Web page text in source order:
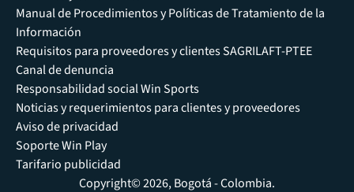
Manual de Procedimientos y Políticas de Tratamiento de la
Información
Requisitos para proveedores y clientes SAGRILAFT-PTEE
Canal de denuncia
Responsabilidad social Win Sports
Noticias y requerimientos para clientes y proveedores
Aviso de privacidad
Soporte Win Play
Tarifario publicidad
Copyright© 2026, Bogotá - Colombia.